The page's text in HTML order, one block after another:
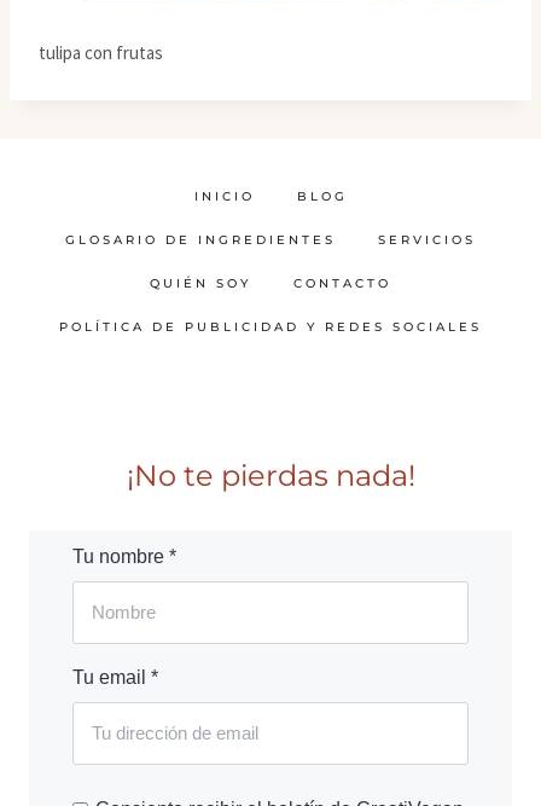
tulipa con frutas
INICIO BLOG
GLOSARIO DE INGREDIENTES SERVICIOS
QUIÉN SOY CONTACTO
POLÍTICA DE PUBLICIDAD Y REDES SOCIALES
¡No te pierdas nada!
Tu nombre *
Tu email *